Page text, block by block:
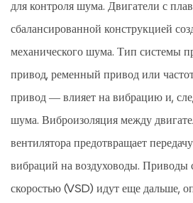
для контроля шума. Двигатели с
сбалансированной конструкцией
механического шума. Тип системы
привод, ременный привод или
привод — влияет на вибрацию и,
шума. Виброизоляция между
вентилятора предотвращает
вибраций на воздуховоды. Приводы
скоростью (VSD) идут еще дальше,